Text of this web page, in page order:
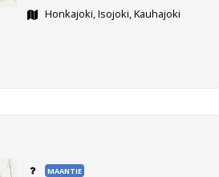
Honkajoki, Isojoki, Kauhajoki
MAANTIE